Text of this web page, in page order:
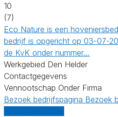
10
(7)
Eco Nature is een
bedrijf is opgericht op 03-07-
de KvK onder nummer…
Werkgebied Den Helder
Contactgegevens
Vennootschap Onder Firma
Bezoek bedrijfspagina Bezoek